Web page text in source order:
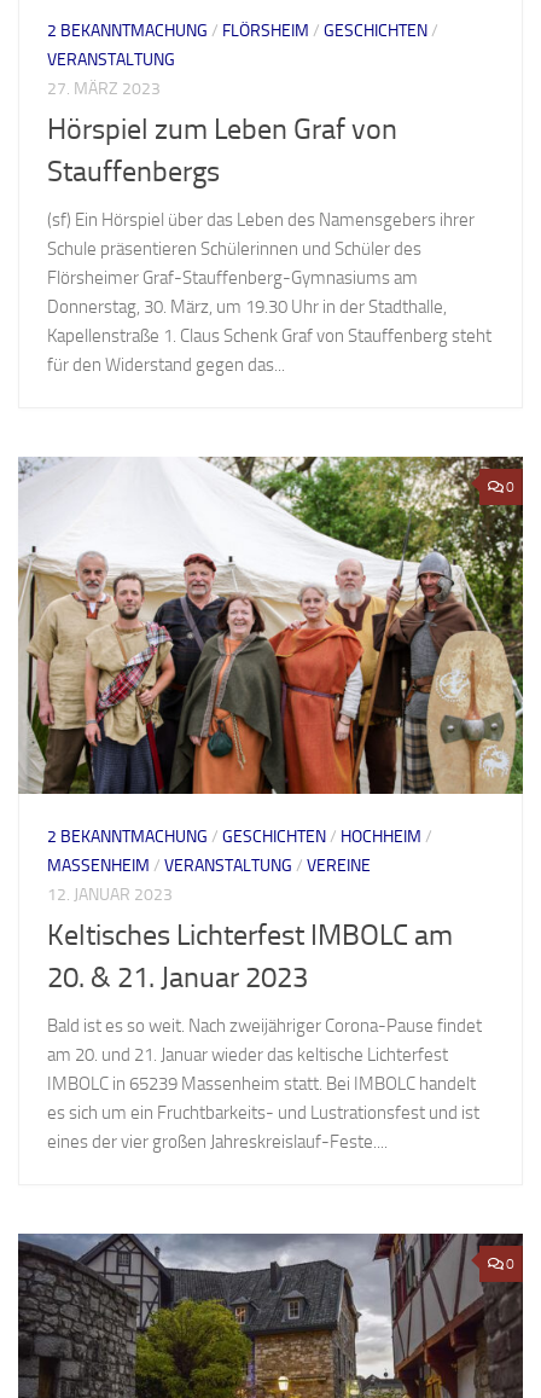
2 BEKANNTMACHUNG / FLÖRSHEIM / GESCHICHTEN/
VERANSTALTUNG
27. MÄRZ 2023
Hörspiel zum Leben Graf von
Stauffenbergs
(sf) Ein Hörspiel über das Leben des Namensgebers ihrer
Schule präsentieren Schülerinnen und Schüler des
Flörsheimer Graf-Stauffenberg-Gymnasiums am
Donnerstag, 30. März, um 19.30 Uhr in der Stadthalle,
Kapellenstraße 1. Claus Schenk Graf von Stauffenberg steht
für den Widerstand gegen das...
0
2 BEKANNTMACHUNG / GESCHICHTEN/ HOCHHEIM /
MASSENHEIM / VERANSTALTUNG / VEREINE
12. JANUAR 2023
Keltisches Lichterfest IMBOLC am
20. & 21. Januar 2023
Bald ist es so weit. Nach zweijähriger Corona-Pause findet
am 20. und 21. Januar wieder das keltische Lichterfest
IMBOLC in 65239 Massenheim statt. Bei IMBOLC handelt
es sich um ein Fruchtbarkeits- und Lustrationsfest und ist
eines der vier großen Jahreskreislauf-Feste....
0